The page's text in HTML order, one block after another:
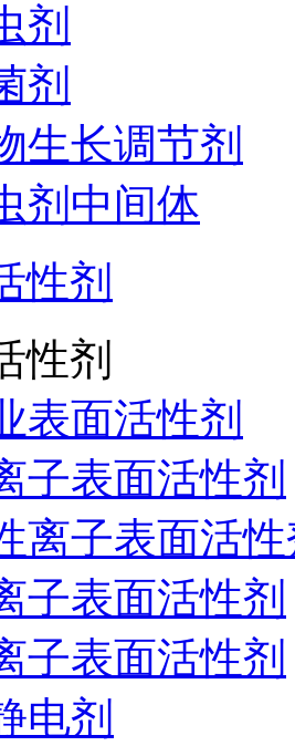
剂
剂
生长调节剂
剂中间体
性剂
性剂
表面活性剂
子表面活性剂
离子表面活
子表面活性剂
子表面活性剂
电剂